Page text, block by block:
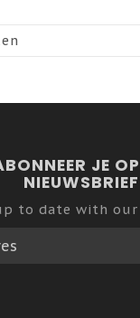
JE
NIEUWSBRIEF
to date with